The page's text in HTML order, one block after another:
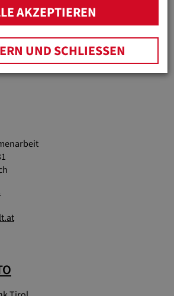
AKZEPTIEREN
UND SCHLIESSEN